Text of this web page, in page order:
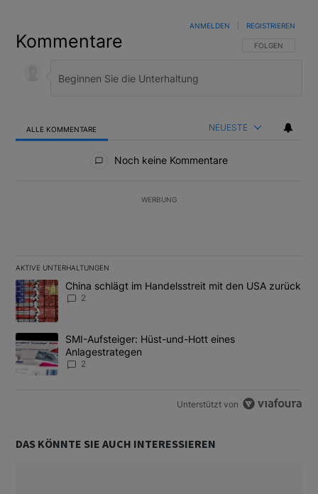
Kommentare FOLGE DIESER
FOLGEN
ANMELDEN REGISTRIEREN
ALLE KOMMENTARE NEUESTE
Noch keine Kommentare
WERBUNG
AKTIVE UNTERHALTUNGEN
Das Folgende ist eine Liste der am meisten kommentierten
Ein Trendartikel mit dem Titel "China schlägt im Handelsstreit
China schlägt im Handelsstreit mit den USA zurück
2
Ein Trendartikel mit dem Titel "SMI-Aufsteiger: Hüst-und-Hott
SMI-Aufsteiger: Hüst-und-Hott eines
Anlagestrategen
2
Unterstützt von
DAS KÖNNTE SIE AUCH INTERESSIEREN